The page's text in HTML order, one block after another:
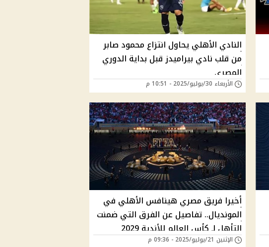
النادي الأهلي يحاول انتزاع محمود صابر
من قلب نادي بيراميدز قبل بداية الدوري
المصري
الأربعاء 30/يوليو/2025 - 10:51 م
أخيرا فريق مصري هينافس الأهلي في
المونديال.. تفاصيل عن الفرق التي ضمنت
التأهل لـ كأس العالم للأندية 2029
الإثنين 21/يوليو/2025 - 09:36 م